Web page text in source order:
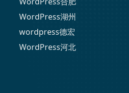
WordPress湖州
wordpress德宏
WordPress河北